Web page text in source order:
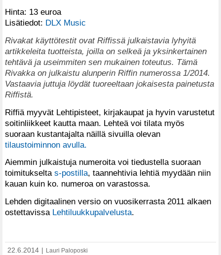
Hinta: 13 euroa
Lisätiedot: DLX Music
Rivakat käyttötestit ovat Riffissä julkaistavia lyhyitä
artikkeleita tuotteista, joilla on selkeä ja yksinkertainen
tehtävä ja useimmiten sen mukainen toteutus. Tämä
Rivakka on julkaistu alunperin Riffin numerossa 1/2014.
Vastaavia juttuja löydät tuoreeltaan jokaisesta painetusta
Riffistä.
Riffiä myyvät Lehtipisteet, kirjakaupat ja hyvin varustetut
soitinliikkeet kautta maan. Lehteä voi tilata myös
suoraan kustantajalta näillä sivuilla olevan
tilaustoiminnon avulla.
Aiemmin julkaistuja numeroita voi tiedustella suoraan
toimitukselta s-postilla, taannehtivia lehtiä myydään niin
kauan kuin ko. numeroa on varastossa.
Lehden digitaalinen versio on vuosikerrasta 2011 alkaen
ostettavissa Lehtiluukkupalvelusta.
22.6.2014 Lauri Paloposki